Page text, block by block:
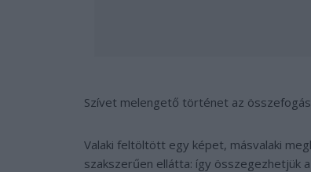
Szívet melengető történet az
Valaki feltöltött egy képet, másvalaki
szakszerűen ellátta: így összegezhetjük